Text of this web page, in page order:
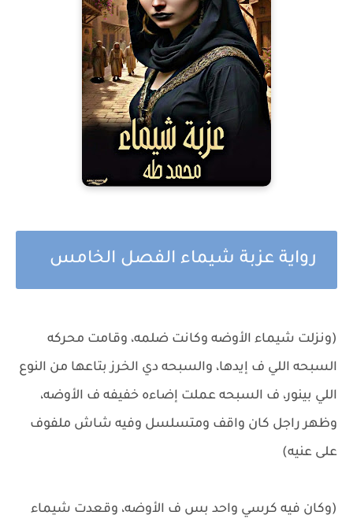
رواية عزبة شيماء الفصل الخامس
(ونزلت شيماء الأوضه وكانت ضلمه، وقامت محركه
السبحه اللي ف إيدها، والسبحه دي الخرز بتاعها من النوع
اللي بينور، ف السبحه عملت إضاءه خفيفه ف الأوضه،
وظهر راجل كان واقف ومتسلسل وفيه شاش ملفوف
على عنيه)
(وكان فيه كرسي واحد بس ف الأوضه، وقعدت شيماء